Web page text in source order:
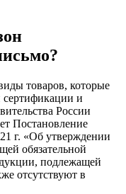
товаров, которые
сертификации и
России
Постановление
г. «Об утверждении
обязательной
подлежащей
отсутствуют в